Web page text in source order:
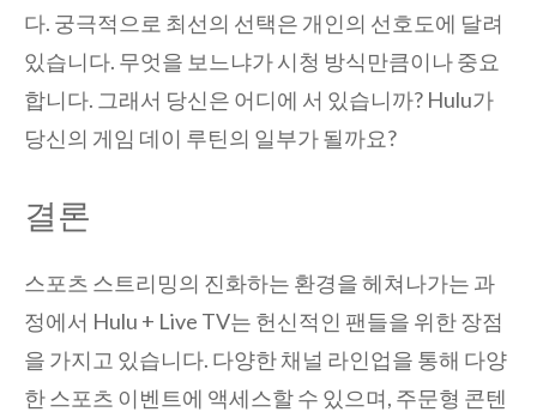
다. 궁극적으로 최선의 선택은 개인의 선호도에 달려
있습니다. 무엇을 보느냐가 시청 방식만큼이나 중요
합니다. 그래서 당신은 어디에 서 있습니까? Hulu가
당신의 게임 데이 루틴의 일부가 될까요?
결론
스포츠 스트리밍의 진화하는 환경을 헤쳐나가는 과
정에서 Hulu + Live TV는 헌신적인 팬들을 위한 장점
을 가지고 있습니다. 다양한 채널 라인업을 통해 다양
한 스포츠 이벤트에 액세스할 수 있으며, 주문형 콘텐